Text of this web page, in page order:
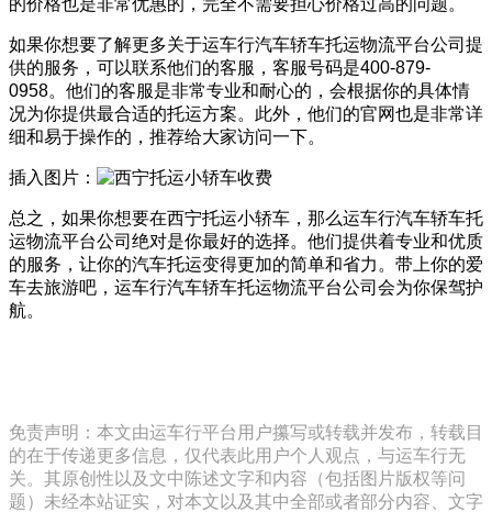
如果你想要了解更多关于运车行汽车轿车托运物流平台公司提
供的服务，可以联系他们的客服，客服号码是400-879-
0958。他们的客服是非常专业和耐心的，会根据你的具体情
况为你提供最合适的托运方案。此外，他们的官网也是非常详
细和易于操作的，推荐给大家访问一下。
插入图片：
总之，如果你想要在西宁托运小轿车，那么运车行汽车轿车托
运物流平台公司绝对是你最好的选择。他们提供着专业和优质
的服务，让你的汽车托运变得更加的简单和省力。带上你的爱
车去旅游吧，运车行汽车轿车托运物流平台公司会为你保驾护
航。
免责声明：本文由运车行平台用户攥写或转载并发布，转载目
的在于传递更多信息，仅代表此用户个人观点，与运车行无
关。其原创性以及文中陈述文字和内容（包括图片版权等问
题）未经本站证实，对本文以及其中全部或者部分内容、文字